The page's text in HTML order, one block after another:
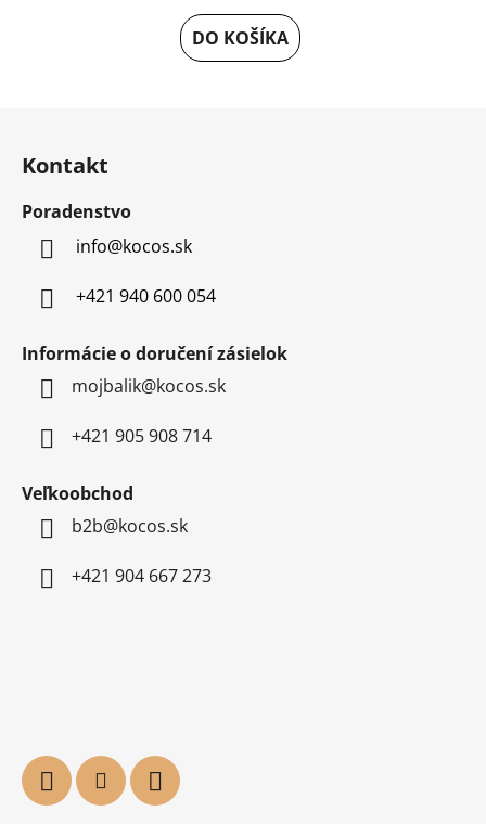
DO KOŠÍKA
Kontakt
Poradenstvo
info@kocos.sk
+421 940 600 054
Informácie o doručení zásielok
mojbalik@kocos.sk
+421 905 908 714
Veľkoobchod
b2b@kocos.sk
+421 904 667 273